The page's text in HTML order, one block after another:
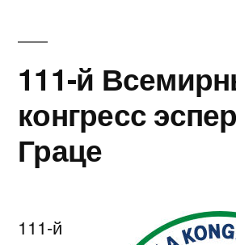
111-й
конгресс
Граце
111-й